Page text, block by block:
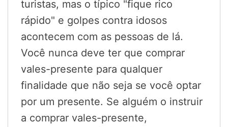
turistas, mas o típico "fique rico
rápido" e golpes contra idosos
acontecem com as pessoas de lá.
Você nunca deve ter que comprar
vales-presente para qualquer
finalidade que não seja se você optar
por um presente. Se alguém o instruir
a comprar vales-presente,